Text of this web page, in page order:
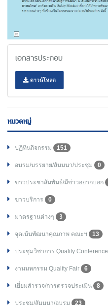
เอกสารประกอบ
ดาวน์โหลด
หมวดหมู่
ปฏิทินกิจกรรม 151
อบรม/บรรยาย/สัมมนา/ประชุม 0
ข่าวประชาสัมพันธ์/มีข่าวอยากบอก
ข่าวบริการ 0
มาตรฐานต่างๆ 3
จุดเน้นพัฒนาคุณภาพ คณะฯ 13
ประชุมวิชาการ Quality Conference
งานมหกรรม Quality Fair 6
เยี่ยมสำรวจ/การตรวจประเมิน 8
ประชุม/สัมมนา/อบรม 23